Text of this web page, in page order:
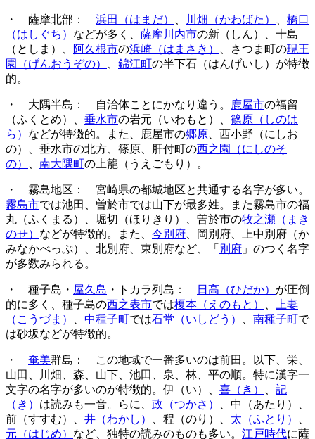
・ 薩摩北部： 浜田（はまだ） 川畑（かわばた）
橋口
（はしぐち） などが多く、 薩摩川内市の新（しん）、十島
（としま）、
阿久根市の浜崎（はまさき） 、さつま町の現王
園（げんおうぞの）
錦江町の半下石（はんげいし）が特徴
的。
・ 大隅半島： 自治体ことにかなり違う。 鹿屋市の福留
（ふくとめ）、 垂水市の岩元（いわもと）、 篠原（しのは
ら） などが特徴的。また、鹿屋市の郷原 、西小野（にしお
の）、垂水市の北方、篠原、肝付町の西之園（にしのそ
の）
南大隅町の上籠（うえごもり）。
・ 霧島地区： 宮崎県の都城地区と共通する名字が多い。
霧島市では池田、曽於市では山下が最多姓。また霧島市の福
丸（ふくまる）、堀切（ほりきり）、曽於市の牧之瀬（まき
のせ） などが特徴的。また、 今別府 、岡別府、上中別府（か
みなかべっぷ）、北別府、東別府など、「 別府 」のつく名字
が多数みられる。
・ 種子島・ 屋久島 ・トカラ列島： 日高（ひだか） が圧倒
的に多く、種子島の西之表市では榎本（えのもと）
上妻
（こうづま）
中種子町では石堂（いしどう） 南種子町で
は砂坂などが特徴的。
・ 奄美群島： この地域で一番多いのは前田。以下、栄、
山田、川畑、森、山下、池田、泉、林、平の順。特に漢字一
文字の名字が多いのが特徴的。伊（い）、 喜（き）
記
（き） は読みも一音。らに、 政（つかさ）
、中（あたり）、
前（すすむ）、 井（わかし） 、程（のり）、 太（ふとり）
元（はじめ） など、独特の読みのものも多い。 江戸時代に薩